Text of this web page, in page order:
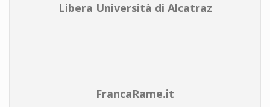
Libera Università di Alcatraz
FrancaRame.it